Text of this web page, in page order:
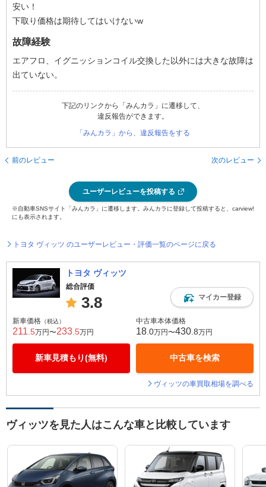
安い！
下取り価格は期待してはいけない‪w
故障経験
エアフロ、イグニッションコイル交換した以外には大きな故障は
出ていない。
下記のリンクから「みんカラ」に遷移して、
違反報告ができます。
「みんカラ」から、違反報告をする
前のレビュー 次のレビュー
ユーザーレビューを投稿する
※自動車SNSサイト「みんカラ」に遷移します。みんカラに登録して投稿すると、carview!
にも表示されます。
トヨタ ヴィッツ のユーザーレビュー・評価一覧のページに戻る
トヨタ ヴィッツ
総合評価
3.8 マイカー登録
新車価格 （税込）
211 .5万円〜233 .5万円
新車見積もり(無料)
中古車本体価格
18 .0万円〜430 .8万円
中古車を検索
ヴィッツの車買取相場を調べる
ヴィッツを見た人はこんな車と比較しています